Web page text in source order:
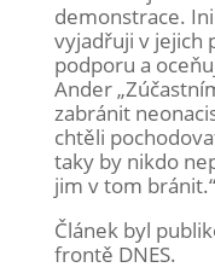
demonstrace.
vyjadřuji v jejich
podporu a
Ander
zabránit
chtěli
taky by nikdo
jim v tom bránit.“
Článek byl
frontě DNES.